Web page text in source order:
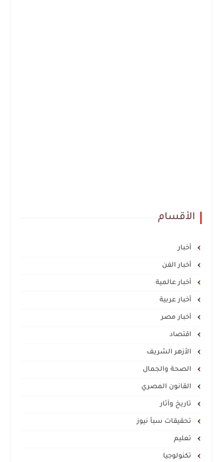
الأقسام
أخبار
أخبار الفن
أخبار عالمية
أخبار عربية
أخبار مصر
اقتصاد
الأزهر الشريف
الصحة والجمال
القانون المصري
تاريخ وآثار
تحقيقات سبأ نيوز
تعليم
تكنولوجيا